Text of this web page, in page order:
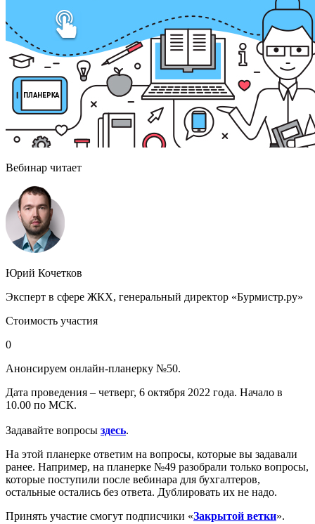
Вебинар читает
Юрий Кочетков
Эксперт в сфере ЖКХ, генеральный директор «Бурмистр.ру»
Стоимость участия
0
Анонсируем онлайн-планерку №50.
Дата проведения – четверг, 6 октября 2022 года. Начало в
10.00 по МСК.
Задавайте вопросы здесь.
На этой планерке ответим на вопросы, которые вы задавали
ранее. Например, на планерке №49 разобрали только вопросы,
которые поступили после вебинара для бухгалтеров,
остальные остались без ответа. Дублировать их не надо.
Принять участие смогут подписчики «Закрытой ветки».